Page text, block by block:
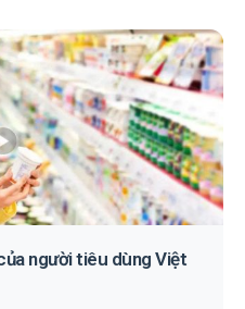
người tiêu dùng Việt